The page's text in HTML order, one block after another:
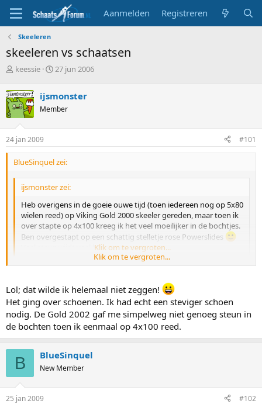
Aanmelden Registreren
Skeeleren
skeeleren vs schaatsen
T
p
i
c
s
t
a
r
t
keessie
S
r
t
a
u
m
27 jun 2006
ijsmonster
Member
24 jan 2009 #101
BlueSinquel zei:
ijsmonster zei:
Heb overigens in de goeie ouwe tijd (toen iedereen nog op 5x80
wielen reed) op Viking Gold 2000 skeeler gereden, maar toen ik
over stapte op 4x100 kreeg ik het veel moeilijker in de bochtjes.
Ben overgestapt op een schattig stelletje rose Powerslides
Veel steun; rijdt veel beter.Klik om te vergroten...
Je wilt zeggen dat (5) kleinere wieltjes beter rijd dan 4 grote?? Dat is
een hele gewaagde uitspraak, aangezien iedereen met de neus naar
11cm staat, wat straks misschien zelfs 12cm wordt.. Welke
voordelen zie jij in kleinere wieltjes? het overstappen gaat, zoals je
zei, al makkelijker. Doordat je lager bij de grond zit denk ik dan.
Welke voordelen bied het nog meer denk je?
Klik om te vergroten...
Lol; dat wilde ik helemaal niet zeggen!
Het ging over schoenen. Ik had echt een steviger schoen
nodig. De Gold 2002 gaf me simpelweg niet genoeg steun in
de bochten toen ik eenmaal op 4x100 reed.
B BlueSinquel
New Member
25 jan 2009 #102